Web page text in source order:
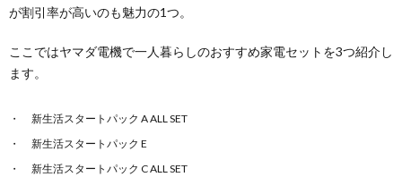
が割引率が高いのも魅力の1つ。
ここではヤマダ電機で一人暮らしのおすすめ家電セットを3つ紹介し
ます。
新生活スタートパック A ALL SET
新生活スタートパック E
新生活スタートパック C ALL SET